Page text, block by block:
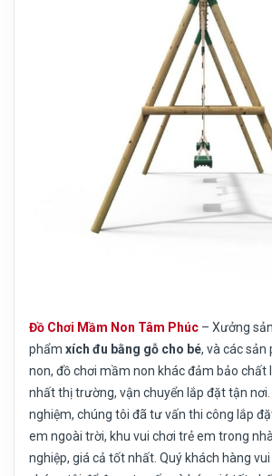
Đồ Chơi Mầm Non Tâm Phúc – Xưởng
phẩm xích đu bằng gỗ cho bé, và các
non, đồ chơi mầm non khác đảm bảo chất
nhất thị trường, vận chuyển lắp đặt tận
nghiệm, chúng tôi đã tư vấn thi công lắp
em ngoài trời, khu vui chơi trẻ em trong
nghiệp, giá cả tốt nhất. Quý khách hàng